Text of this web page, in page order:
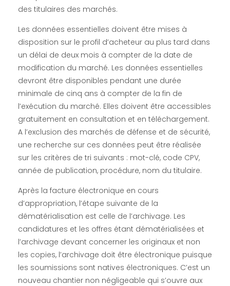
des titulaires des marchés.
Les données essentielles doivent être mises à
disposition sur le profil d’acheteur au plus tard dans
un délai de deux mois à compter de la date de
modification du marché. Les données essentielles
devront être disponibles pendant une durée
minimale de cinq ans à compter de la fin de
l’exécution du marché. Elles doivent être accessibles
gratuitement en consultation et en téléchargement.
A l’exclusion des marchés de défense et de sécurité,
une recherche sur ces données peut être réalisée
sur les critères de tri suivants : mot-clé, code CPV,
année de publication, procédure, nom du titulaire.
Après la facture électronique en cours
d’appropriation, l’étape suivante de la
dématérialisation est celle de l’archivage. Les
candidatures et les offres étant dématérialisées et
l’archivage devant concerner les originaux et non
les copies, l’archivage doit être électronique puisque
les soumissions sont natives électroniques. C’est un
nouveau chantier non négligeable qui s’ouvre aux